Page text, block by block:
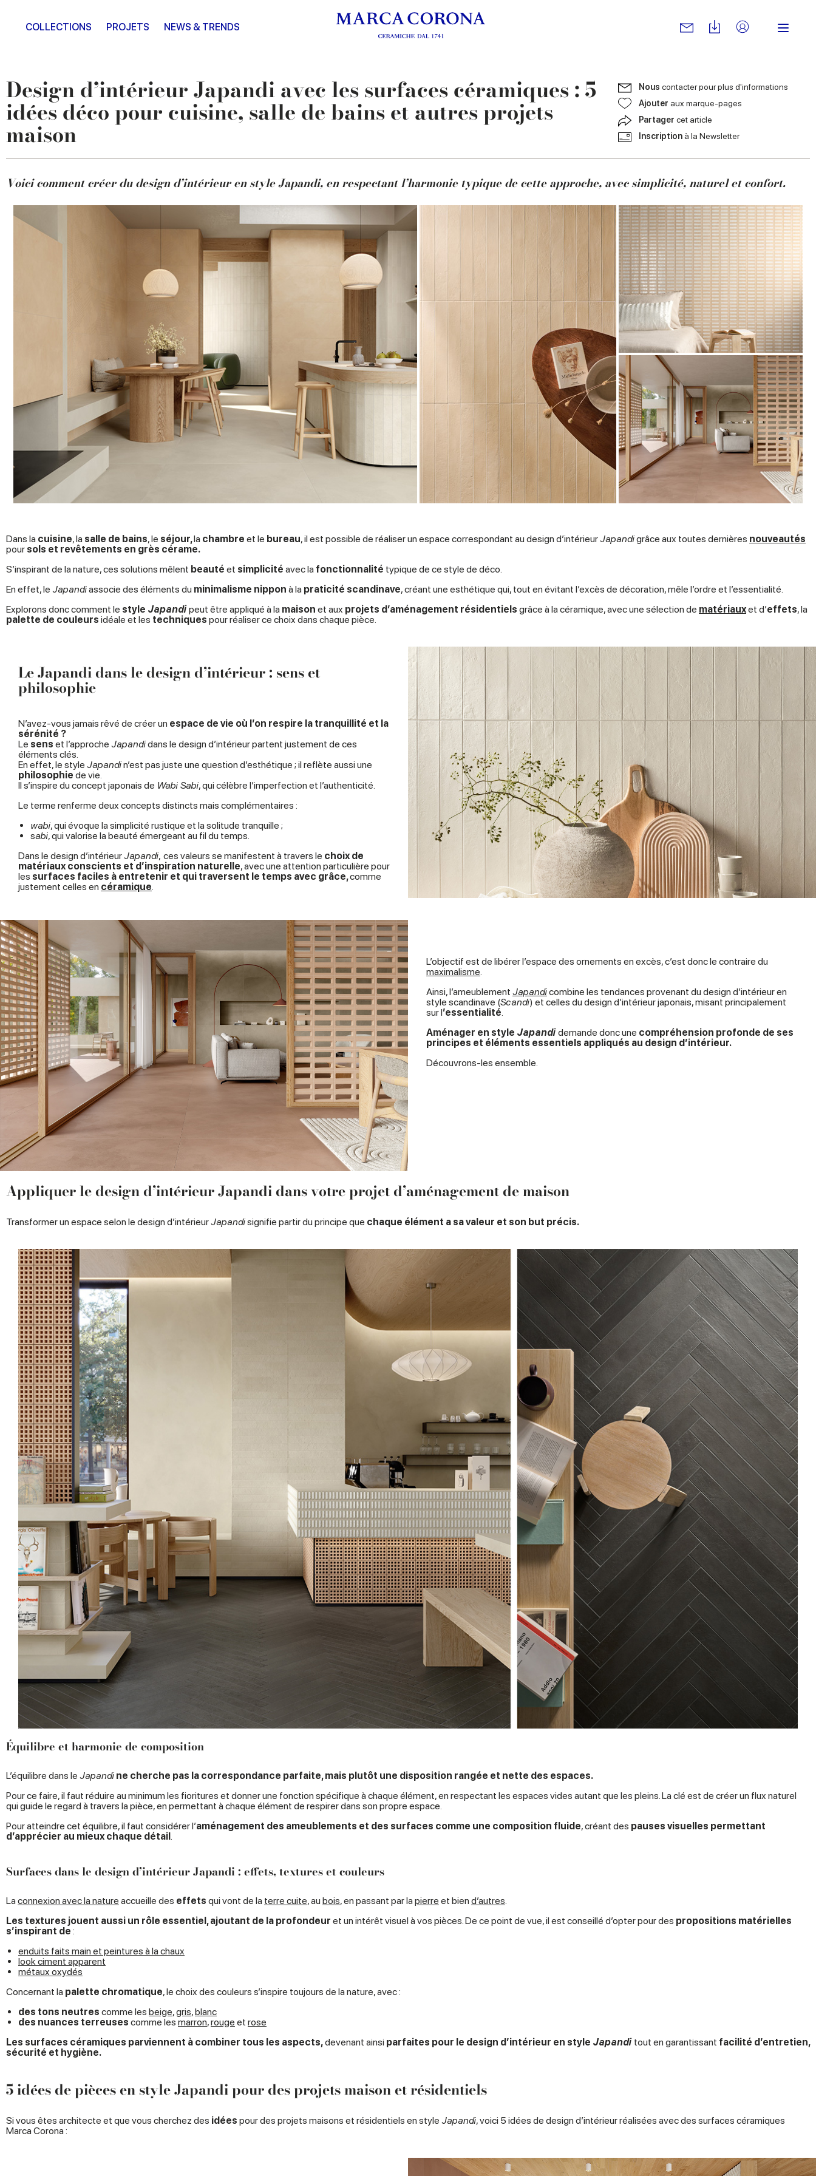
COLLECTIONS PROJETS NEWS & TRENDS
Design d’intérieur Japandi avec les surfaces céramiques : 5
idées déco pour cuisine, salle de bains et autres projets
maison
Nous contacter pour plus d'informations
Ajouter aux marque-pages
Partager cet article
Inscription à la Newsletter
Voici comment créer du design d’intérieur en style Japandi, en respectant l’harmonie typique de cette approche, avec simplicité, naturel et confort.
Dans la cuisine, la salle de bains, le séjour,la chambre et le bureau, il est possible de réaliser un espace correspondant au design d’intérieurJapandigrâce aux toutes dernières nouveautés
pour sols et revêtements en grès cérame.
S’inspirant de la nature, ces solutions mêlent beauté et simplicité avec la fonctionnalité typique de ce style de déco.
En effet, le Japandiassocie des éléments du minimalisme nippon à la praticité scandinave, créant une esthétique qui, tout en évitant l’excès de décoration, mêle l’ordre et l’essentialité.
Explorons donc comment le style Japandi peut être appliqué à la maison et aux projets d’aménagement résidentiels grâce à la céramique, avec une sélection de matériauxet d’effets, la
palette de couleurs idéale et les techniques pour réaliser ce choix dans chaque pièce.
Le Japandi dans le design d’intérieur : sens et
philosophie
N’avez-vous jamais rêvé de créer un espace de vie où l’on respire la tranquillité et la
sérénité ?
Le sens et l’approche Japandidans le design d’intérieur partent justement de ces
éléments clés.
En effet, le style Japandin’est pas juste une question d’esthétique ; il reflète aussi une
philosophie de vie.
Il s’inspire du concept japonais de Wabi Sabi, qui célèbre l’imperfection et l’authenticité.
Le terme renferme deux concepts distincts mais complémentaires :
wabi, qui évoque la simplicité rustique et la solitude tranquille ;
sabi, qui valorise la beauté émergeant au fil du temps.
Dans le design d’intérieurJapandi, ces valeurs se manifestent à travers le choix de
matériaux conscients et d’inspiration naturelle, avec une attention particulière pour
les surfaces faciles à entretenir et qui traversent le temps avec grâce,comme
justement celles en céramique.
L’objectif est de libérer l’espace des ornements en excès, c’est donc le contraire du
maximalisme.
Ainsi, l’ameublement Japandicombine les tendances provenant du design d’intérieur en
style scandinave (Scandi) et celles du design d’intérieur japonais, misant principalement
sur l’essentialité.
Aménager en style Japandidemande donc une compréhension profonde de ses
principes et éléments essentiels appliqués au design d’intérieur.
Découvrons-les ensemble.
Appliquer le design d’intérieur Japandi dans votre projet d’aménagement de maison
Transformer un espace selon le design d’intérieurJapandisignifie partir du principe que chaque élément a sa valeur et son but précis.
Équilibre et harmonie de composition
L’équilibre dans le Japandi ne cherche pas la correspondance parfaite, mais plutôt une disposition rangée et nette des espaces.
Pour ce faire, il faut réduire au minimum les fioritures et donner une fonction spécifique à chaque élément, en respectant les espaces vides autant que les pleins. La clé est de créer un flux naturel
qui guide le regard à travers la pièce, en permettant à chaque élément de respirer dans son propre espace.
Pour atteindre cet équilibre, il faut considérer l’aménagement des ameublements et des surfaces comme une composition fluide, créant des pauses visuelles permettant
d’apprécier au mieux chaque détail
Surfaces dans le design d’intérieur Japandi : effets, textures et couleurs
La connexion avec la nature accueille des effets qui vont de la terre cuite, au bois, en passant par la pierre et bien d’autres
Les textures jouent aussi un rôle essentiel, ajoutant de la profondeur et un intérêt visuel à vos pièces. De ce point de vue, il est conseillé d’opter pour des propositions matérielles
s’inspirant de :
enduits faits main et peintures à la chaux
look ciment apparent
métaux oxydés
Concernant la palette chromatique, le choix des couleurs s’inspire toujours de la nature, avec :
des tons neutres comme les beige,gris,blanc
des nuances terreuses comme les marron,rouge et rose
Les surfaces céramiques parviennent à combiner tous les aspects,devenant ainsi parfaites pour le design d’intérieur en style Japandi tout en garantissant facilité d’entretien,
sécurité et hygiène.
5 idées de pièces en style Japandi pour des projets maison et résidentiels
Si vous êtes architecte et que vous cherchez des idées pour des projets maisons et résidentiels en style Japandi, voici 5 idées de design d’intérieur réalisées avec des surfaces céramiques
Marca Corona :